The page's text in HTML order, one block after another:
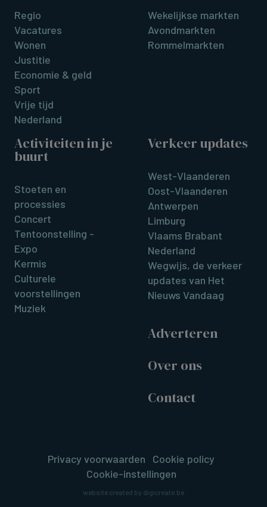
Regio
Vacatures
Wonen
Justitie
Economie & geld
Sport
Vrije tijd
Nederland
Wekelijkse markten
Avondmarkten
Rommelmarkten
Activiteiten in je
buurt
Stoeten en
processies
Concert
Tentoonstelling -
Expo
Kermis
Culturele
voorstellingen
Muziek
Verkeer updates
West-Vlaanderen
Oost-Vlaanderen
Antwerpen
Limburg
Vlaams Brabant
Nederland
Wegwijs, de verkeer
updates van Het
Nieuws Vandaag
Adverteren
Over ons
Contact
Privacy voorwaarden
Cookie policy
Cookie-instellingen
website created by digicreate.be